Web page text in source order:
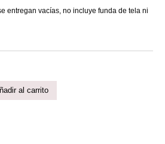
entregan vacías, no incluye funda de tela ni
al carrito